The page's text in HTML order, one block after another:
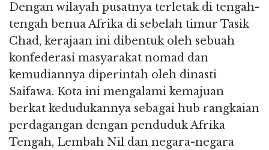
Dengan wilayah pusatnya terletak di tengah-
tengah benua Afrika di sebelah timur Tasik
Chad, kerajaan ini dibentuk oleh sebuah
konfederasi masyarakat nomad dan
kemudiannya diperintah oleh dinasti
Saifawa. Kota ini mengalami kemajuan
berkat kedudukannya sebagai hub rangkaian
perdagangan dengan penduduk Afrika
Tengah, Lembah Nil dan negara-negara